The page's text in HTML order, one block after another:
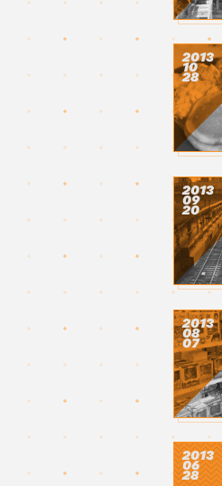
2013
10
28
2013
09
20
2013
08
07
2013
06
28